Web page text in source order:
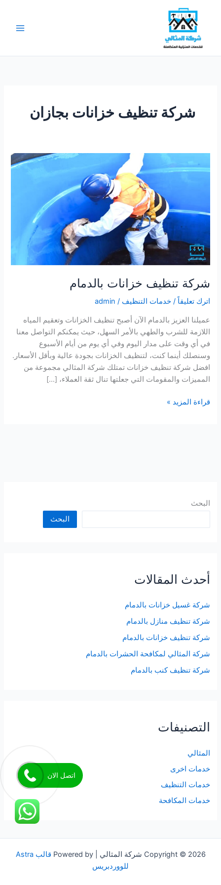
المحتوى
شركة تنظيف خزانات بجازان
شركة تنظيف خزانات بالدمام
اترك تعليقاً /خدمات التنظيف /
admin
عميلنا العزيز بالدمام الآن أصبح تنظيف الخزانات وتعقيم المياه
اللازمة للشرب والطهي بالأمر السهل، حيث يمكنكم التواصل معنا
في أي وقت على مدار اليوم وفي أي يوم من أيام الأسبوع
وسنصلك أينما كنت، لتنظيف الخزانات بجودة عالية وبأقل الأسعار.
افضل شركة تنظيف خزانات تمتلك شركة المثالي مجموعة من
المميزات والمقومات التي جعلتها تنال ثقة العملاء، […]
شركة
قراءة المزيد »
البحث
البحث
أحدث المقالات
شركة غسيل خزانات بالدمام
شركة تنظيف منازل بالدمام
شركة تنظيف خزانات بالدمام
شركة المثالي لمكافحة الحشرات بالدمام
شركة تنظيف كنب بالدمام
التصنيفات
المثالي
خدمات اخرى
خدمات التنظيف
خدمات المكافحة
Copyright © 2026 شركة المثالي | Powered by
قالب Astra
للووردبريس
اتصل الان